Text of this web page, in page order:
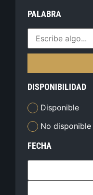
PALABRA
DISPONIBILIDAD
Disponible
No disponible
FECHA